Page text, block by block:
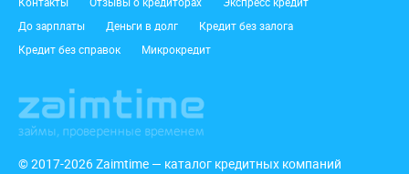
До зарплаты
Деньги в долг
Кредит без залога
Кредит без справок
Микрокредит
© 2017-2026 Zaimtime — каталог кредитных компаний